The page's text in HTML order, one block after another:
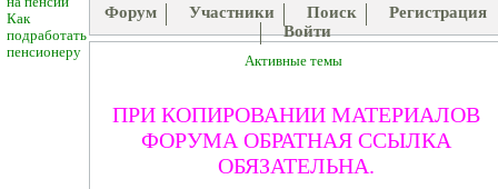
Как
подработать
пенсионеру
Форум Участники Поиск
Регистрация
Войти
Активные темы
ПРИ КОПИРОВАНИИ МАТЕРИАЛОВ
ФОРУМА ОБРАТНАЯ ССЫЛКА
ОБЯЗАТЕЛЬНА.